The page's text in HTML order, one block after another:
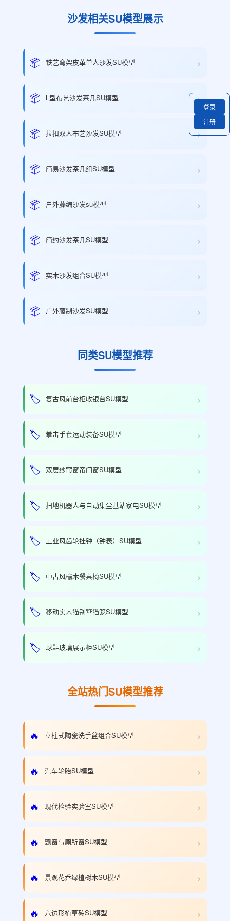
沙发相关SU模型展示
📦 铁艺弯架皮革单人沙发SU模型 ›
📦 L型布艺沙发茶几SU模型 ›
📦 拉扣双人布艺沙发SU模型 ›
📦 简易沙发茶几组SU模型 ›
📦 户外藤编沙发su模型 ›
📦 简约沙发茶几SU模型 ›
📦 实木沙发组合SU模型 ›
📦 户外藤制沙发SU模型 ›
同类SU模型推荐
🏷️ 复古风前台柜收银台SU模型 ›
🏷️ 拳击手套运动装备SU模型 ›
🏷️ 双层纱帘窗帘门窗SU模型 ›
🏷️ 扫地机器人与自动集尘基站家电SU模型 ›
🏷️ 工业风齿轮挂钟（钟表）SU模型 ›
🏷️ 中古风榆木餐桌椅SU模型 ›
🏷️ 移动实木猫别墅猫笼SU模型 ›
🏷️ 球鞋玻璃展示柜SU模型 ›
全站热门SU模型推荐
🔥 立柱式陶瓷洗手盆组合SU模型 ›
🔥 汽车轮胎SU模型 ›
🔥 现代检验实验室SU模型 ›
🔥 飘窗与厕所窗SU模型 ›
🔥 景观花乔绿植树木SU模型 ›
🔥 六边形植草砖SU模型 ›
登录
注册